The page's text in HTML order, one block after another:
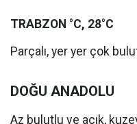
TRABZON °C, 28°C
Parçalı, yer yer çok
DOĞU ANADOLU
Az bulutlu ve açık,